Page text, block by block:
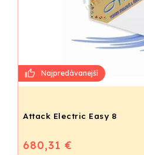
Attack Electric Easy 8
680,31 €